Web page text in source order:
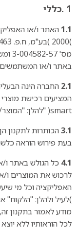
1 .כללי
1.1האתר ו/או
מס'
באתר ו/או
2.1 החברה הינה
המציעים רכישת
smart( "להלן: "המוצר/ים"( וכן הזמנת ו/או רכישת שירותים שונים.
3.1הכותרות לתקנון
בעת פירוש הוראה
4.1 כל הגולש באתר ו/
לרכוש את המוצרים ו/
האפליקציה וכל מי
)לעיל ולהלן: "הלקוח"
מודע לאמור בתקנון
לכל הוראותיו ללא